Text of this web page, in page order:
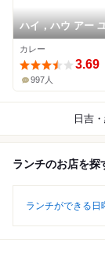
ハイ，ハウ アー
カレー
3.69
997人
日吉
ランチのお店を探
ランチができる日